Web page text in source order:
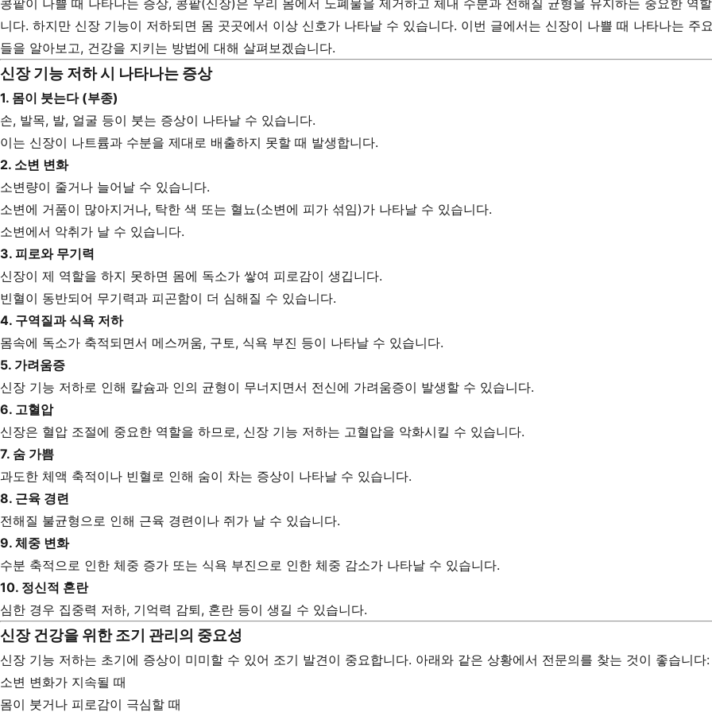
콩팥이 나쁠 때 나타나는 증상, 콩팥(신장)은 우리 몸에서 노폐물을 제거하고 체내 수분과 전해질 균형을 유지하는 중요한 역
니다. 하지만 신장 기능이 저하되면 몸 곳곳에서 이상 신호가 나타날 수 있습니다. 이번 글에서는 신장이 나쁠 때 나타나는 주
들을 알아보고, 건강을 지키는 방법에 대해 살펴보겠습니다.
신장 기능 저하 시 나타나는 증상
1. 몸이 붓는다 (부종)
손, 발목, 발, 얼굴 등이 붓는 증상이 나타날 수 있습니다.
이는 신장이 나트륨과 수분을 제대로 배출하지 못할 때 발생합니다.
2. 소변 변화
소변량이 줄거나 늘어날 수 있습니다.
소변에 거품이 많아지거나, 탁한 색 또는 혈뇨(소변에 피가 섞임)가 나타날 수 있습니다.
소변에서 악취가 날 수 있습니다.
3. 피로와 무기력
신장이 제 역할을 하지 못하면 몸에 독소가 쌓여 피로감이 생깁니다.
빈혈이 동반되어 무기력과 피곤함이 더 심해질 수 있습니다.
4. 구역질과 식욕 저하
몸속에 독소가 축적되면서 메스꺼움, 구토, 식욕 부진 등이 나타날 수 있습니다.
5. 가려움증
신장 기능 저하로 인해 칼슘과 인의 균형이 무너지면서 전신에 가려움증이 발생할 수 있습니다.
6. 고혈압
신장은 혈압 조절에 중요한 역할을 하므로, 신장 기능 저하는 고혈압을 악화시킬 수 있습니다.
7. 숨 가쁨
과도한 체액 축적이나 빈혈로 인해 숨이 차는 증상이 나타날 수 있습니다.
8. 근육 경련
전해질 불균형으로 인해 근육 경련이나 쥐가 날 수 있습니다.
9. 체중 변화
수분 축적으로 인한 체중 증가 또는 식욕 부진으로 인한 체중 감소가 나타날 수 있습니다.
10. 정신적 혼란
심한 경우 집중력 저하, 기억력 감퇴, 혼란 등이 생길 수 있습니다.
신장 건강을 위한 조기 관리의 중요성
신장 기능 저하는 초기에 증상이 미미할 수 있어 조기 발견이 중요합니다. 아래와 같은 상황에서 전문의를 찾는 것이 좋습니다:
소변 변화가 지속될 때
몸이 붓거나 피로감이 극심할 때